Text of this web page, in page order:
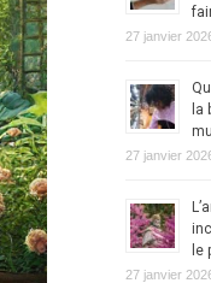
27 janvier
la
27 janvier
le
27 janvier